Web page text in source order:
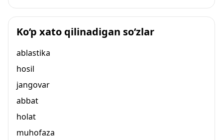
Ko‘p xato qilinadigan so‘zlar
ablastika
hosil
jangovar
abbat
holat
muhofaza